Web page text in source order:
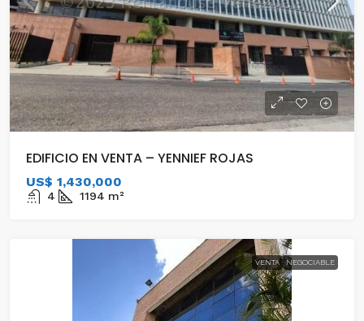
EDIFICIO EN VENTA – YENNIEF ROJAS
US$ 1,430,000
4 1194 m²
VENTA NEGOCIABLE